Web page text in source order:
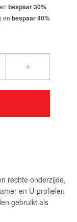
en bespaar30%
en bespaar40%
+
rechte onderzijde,
en U-profielen
gebruikt als